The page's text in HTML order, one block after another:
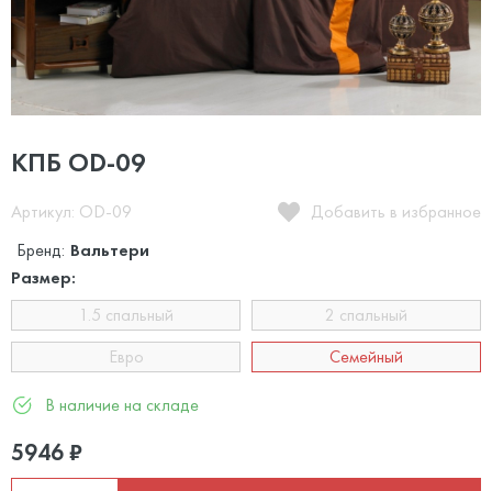
КПБ OD-09
Артикул: OD-09
Добавить в избранное
Бренд: Вальтери
Размер:
1.5 спальный
2 спальный
Евро
Семейный
В наличие на складе
5946₽